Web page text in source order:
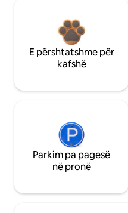
E përshtatshme për
kafshë
Parkim pa pagesë
në pronë